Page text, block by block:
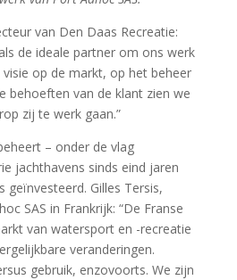
van Den Daas Recreatie:
de ideale partner om ons werk
op de markt, op het beheer
behoeften van de klant zien we
zij te werk gaan.”
– onder de vlag
jachthavens sinds eind jaren
Gilles Tersis,
SAS in Frankrijk: “De Franse
van watersport en -recreatie
veranderingen.
gebruik, enzovoorts. We zijn